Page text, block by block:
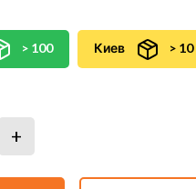
> 100 Киев > 10